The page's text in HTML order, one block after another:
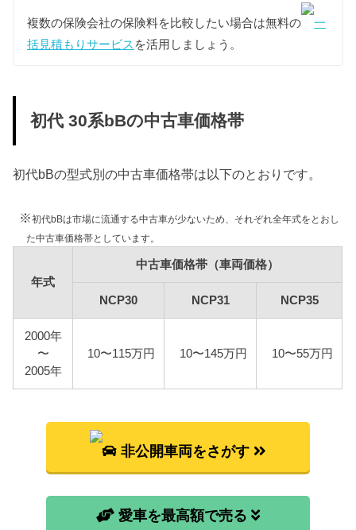
車検費用
自賠責
初代bBは自家用乗用車に該当しますので、自賠責の
燃料代
提条件として、基本情報で説明した型式ごとの使用
燃料と想定実燃費をもとに燃料代を算出していま
す。
型式
複数の保険会社の保険料を比較したい場合は無料の
一
括見積もりサービス を活用しましょう。
初代 30系bBの中古車価格帯
初代bBの型式別の中古車価格帯は以下のとおりです。
※初代bBは市場に流通する中古車が少ないため、それぞれ全年式をとおし
た中古車価格帯としています。
年式
中古車価格帯（車両価格）
NCP30 NCP31 NCP35
2000年
〜
2005年
10〜115万円 10〜145万円 10〜55万円
非公開車両をさがす
愛車を最高額で売る